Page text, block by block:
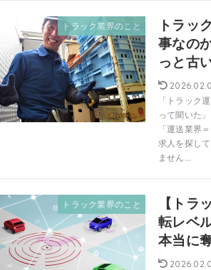
トラック業界のこと
トラッ
事なの
っと古
「トラック
って聞いた
「運送業界
求人を探し
ません...
トラック業界のこと
【トラ
転レベ
本当に